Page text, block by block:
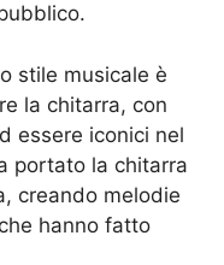
stile musicale è
la chitarra, con
essere iconici nel
portato la chitarra
creando melodie
hanno fatto